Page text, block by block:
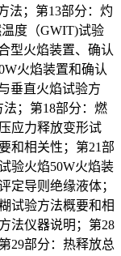
法；第13部分：灼
度（GWIT)试验
型火焰装置、确认
火焰装置和确认
垂直火焰试验方
；第18部分：燃
应力释放变形试
和相关性；第21部
验火焰50W火焰装
定导则绝缘液体；
试验方法概要和相
法仪器说明；第28
29部分：热释放总